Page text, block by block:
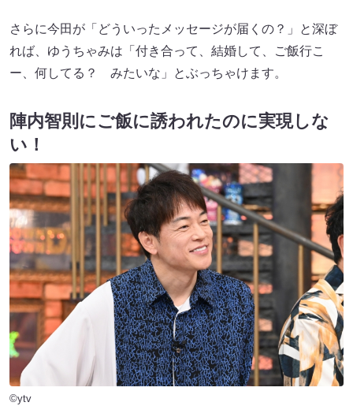
さらに今田が「どういったメッセージが届くの？」と深ぼ
れば、ゆうちゃみは「付き合って、結婚して、ご飯行こ
ー、何してる？ みたいな」とぶっちゃけます。
陣内智則にご飯に誘われたのに実現しな
い！
©ytv